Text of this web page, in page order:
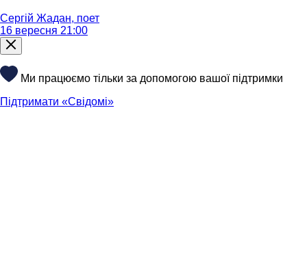
Сергій Жадан, поет
16 вересня 21:00
Ми працюємо тільки за допомогою вашої підтримки
Підтримати «Свідомі»